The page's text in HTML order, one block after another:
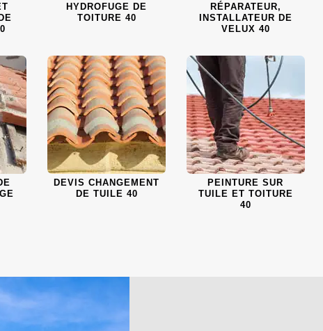
HYDROFUGE DE
TOITURE 40
RÉPARATEUR,
INSTALLATEUR DE
VELUX 40
DEVIS CHANGEMENT
DE TUILE 40
PEINTURE SUR
TUILE ET TOITURE
40